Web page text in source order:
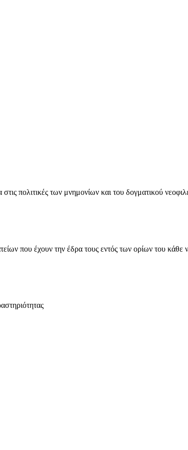
πολιτικές των μνημονίων και του δογματικού
που έχουν την έδρα τους εντός των ορίων του κάθε